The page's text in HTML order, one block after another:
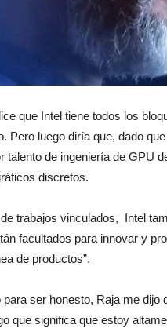
que Intel tiene todos los
Pero luego diría que, dado
talento de ingeniería de GPU
discretos.
trabajos vinculados, Intel
facultados para innovar y
de productos”.
para ser honesto, Raja me dijo
que significa que estoy